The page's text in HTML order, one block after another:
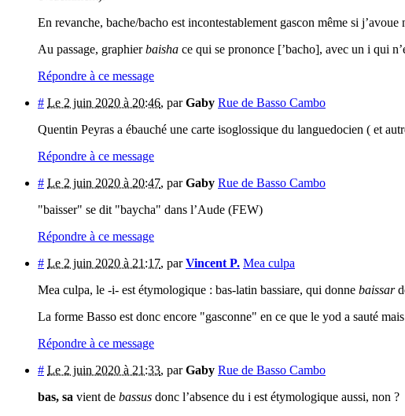
En revanche, bache/bacho est incontestablement gascon même si
Au passage, graphierbaisha ce qui se prononce [’bacho], avec un i qui
Répondre à ce message
# Le 2 juin 2020 à 20:46, parGaby Rue de Basso Cambo
Quentin Peyras a ébauché une carte isoglossique du languedocien ( et
Répondre à ce message
# Le 2 juin 2020 à 20:47, parGaby Rue de Basso Cambo
"baisser" se dit "baycha" dans l’Aude (FEW)
Répondre à ce message
# Le 2 juin 2020 à 21:17, parVincent P. Mea culpa
Mea culpa, le -i- est étymologique : bas-latin bassiare, qui donne baissar
La forme Basso est donc encore "gasconne" en ce que le yod a sauté
Répondre à ce message
# Le 2 juin 2020 à 21:33, parGaby Rue de Basso Cambo
bas, sa vient de bassus donc l’absence du i est étymologique aussi, non ?